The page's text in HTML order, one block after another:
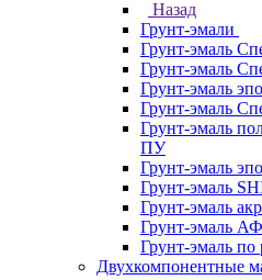
Назад
Грунт-эмали
Грунт-эмаль
Грунт-эмаль
Грунт-эмаль
Грунт-эмаль
Грунт-эмаль
ПУ
Грунт-эмаль
Грунт-эмаль
Грунт-эмаль
Грунт-эмаль
Грунт-эмаль
Двухкомпонентные